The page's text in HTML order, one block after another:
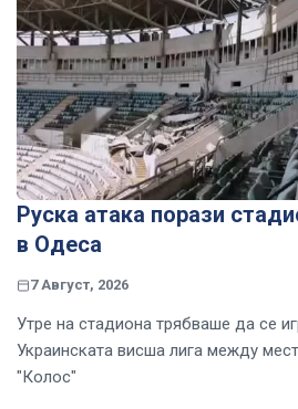
Руска атака порази
в Одеса
7 Август, 2026
Утре на стадиона трябваше да се
Украинската висша лига между
"Колос"